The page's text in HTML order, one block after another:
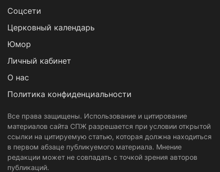
Cоцсети
Церковный календарь
Юмор
Личный кабинет
О нас
Политика конфиденциальности
Все права защищены. Использование и цитирование
материалов сайта СПЖ разрешается при условии открытой
ссылки на цитируемую статью, которая должна находиться
в первом абзаце публикуемого материала. Мнение
редакции может не совпадать с точкой зрения авторов
публикаций.